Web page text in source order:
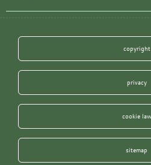
copyright
privacy
cookie law
sitemap